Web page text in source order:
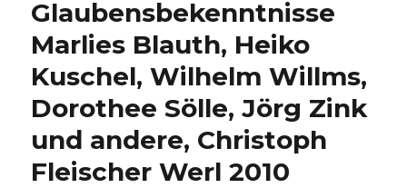
für
herausgegeben
von
Christoph
Fleischer,
2016
Glaubensbekenntnisse
Marlies Blauth, Heiko
Kuschel, Wilhelm Willms,
Dorothee Sölle, Jörg Zink
und andere, Christoph
Fleischer Werl 2010